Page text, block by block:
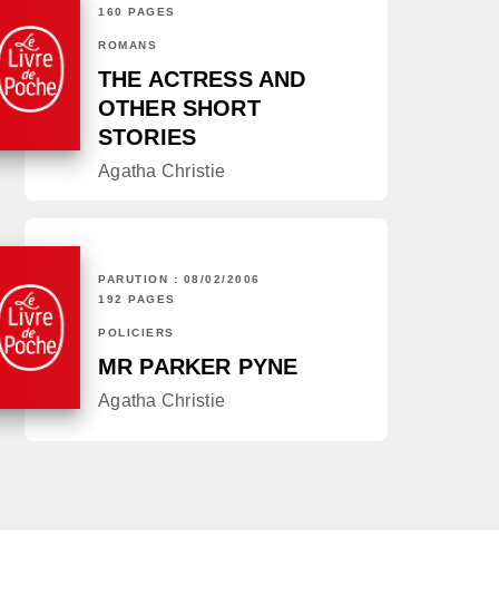
160 PAGES
ROMANS
THE ACTRESS AND
OTHER SHORT
STORIES
Agatha Christie
PARUTION : 08/02/2006
192 PAGES
POLICIERS
MR PARKER PYNE
Agatha Christie